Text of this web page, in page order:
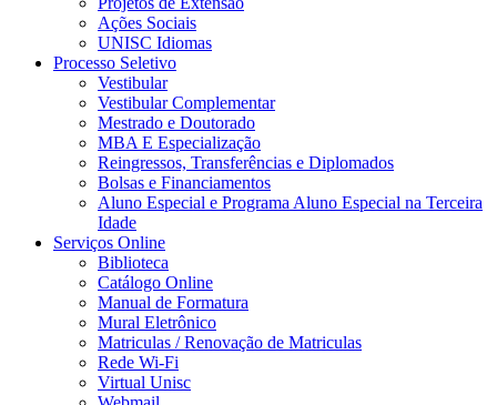
Ações Sociais
UNISC Idiomas
Processo Seletivo
Vestibular
Vestibular Complementar
Mestrado e Doutorado
MBA E Especialização
Reingressos, Transferências e Diplomados
Bolsas e Financiamentos
Aluno Especial e Programa Aluno Especial na Terceira
Idade
Serviços Online
Biblioteca
Catálogo Online
Manual de Formatura
Mural Eletrônico
Matriculas / Renovação de Matriculas
Rede Wi-Fi
Virtual Unisc